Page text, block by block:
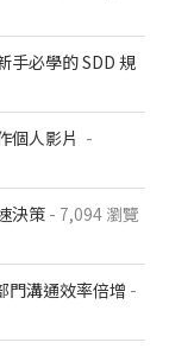
手必學的 SDD 規
個人影片 -
決策 - 7,094 瀏覽
門溝通效率倍增 -